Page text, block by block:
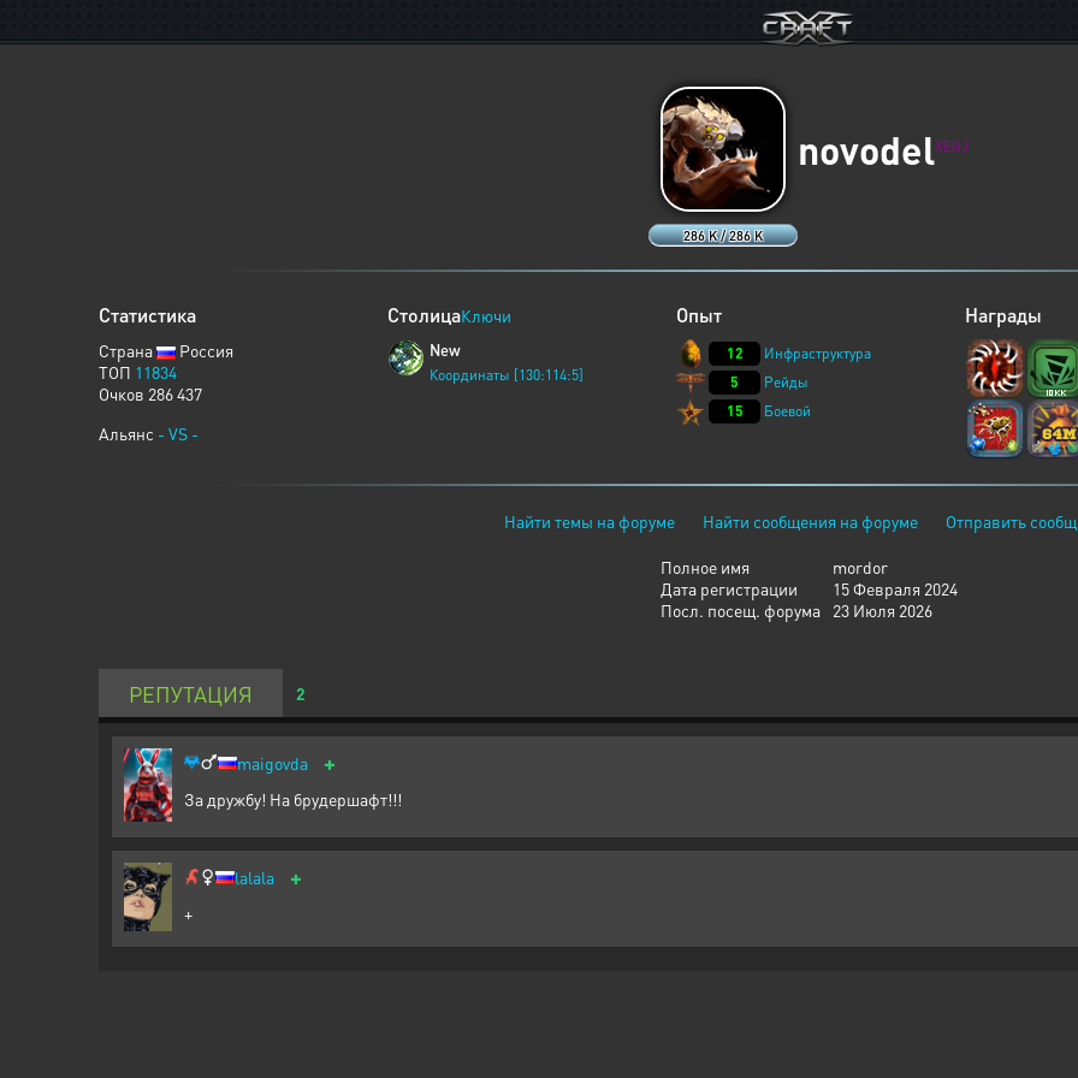
286 K / 286 K
novodelXERJ
Статистика
Страна
Россия
ТОП 11834
Очков 286 437
Альянс - VS -
СтолицаКлючи
New
Координаты [130:114:5]
Опыт
12
Инфраструктура
5
Рейды
15
Боевой
Награды
Найти темы на форуме Найти сообщения на форуме Отправить
Полное имя
mordor
Дата регистрации
15 Февраля 2024
Посл. посещ. форума
23 Июля 2026
РЕПУТАЦИЯ 2
maigovda +
За дружбу! На брудершафт!!!
lalala +
+